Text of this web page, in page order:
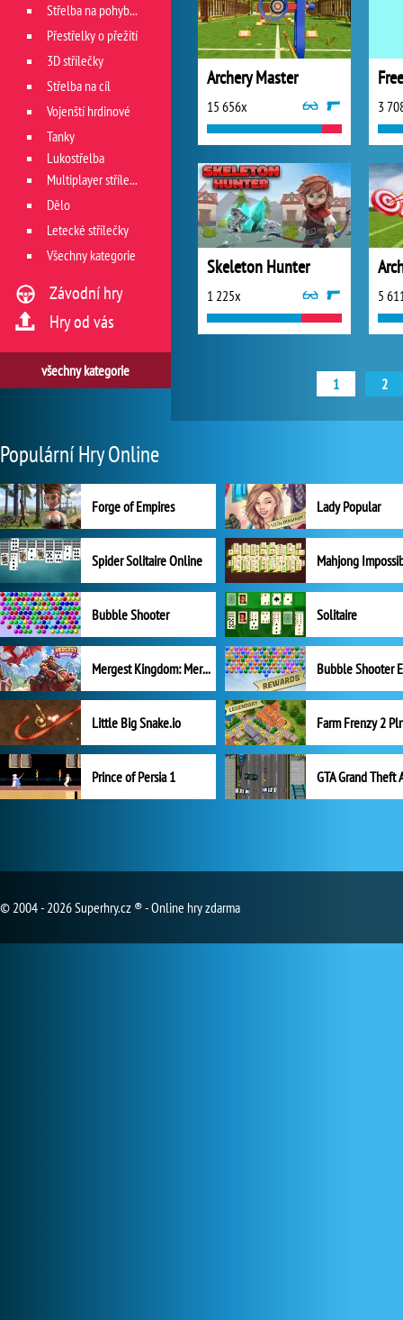
Archery Master
15 656x 3
Skeleton Hunter
1 225x 5
1 2
Střelba na pohyblivý cíl
Přestřelky o přežití
3D střílečky
Střelba na cíl
Vojenští hrdinové
Tanky
Lukostřelba
Multiplayer střílečky
Dělo
Letecké střílečky
Všechny kategorie
Závodní hry
Hry od vás
všechny kategorie
Populární Hry Online
Forge of Empires Lady Popular
Spider Solitaire Online Mahjong
Bubble Shooter Solitaire
Mergest Kingdom: Merge Puzzle
Little Big Snake.io
Prince of Persia 1 GTA Grand Theft
© 2004 - 2026 Superhry.cz ® - Online hry zdarma